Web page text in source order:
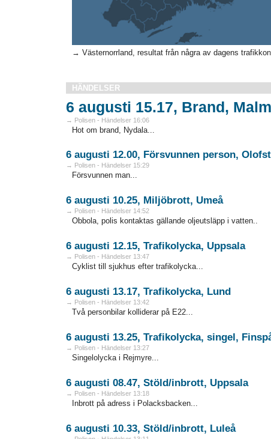
→ Västernorrland, resultat från några av dagens
HÄNDELSER
6 augusti 15.17, Brand,
→ Polisen - Händelser 16:06
Hot om brand, Nydala...
6 augusti 12.00, Försvunnen person,
→ Polisen - Händelser 15:29
Försvunnen man...
6 augusti 10.25, Miljöbrott, Umeå
→ Polisen - Händelser 14:52
Obbola, polis kontaktas gällande oljeutsläpp i vatten..
6 augusti 12.15, Trafikolycka, Uppsala
→ Polisen - Händelser 13:47
Cyklist till sjukhus efter trafikolycka...
6 augusti 13.17, Trafikolycka, Lund
→ Polisen - Händelser 13:42
Två personbilar kolliderar på E22...
6 augusti 13.25, Trafikolycka, singel,
→ Polisen - Händelser 13:27
Singelolycka i Rejmyre...
6 augusti 08.47, Stöld/inbrott, Uppsala
→ Polisen - Händelser 13:18
Inbrott på adress i Polacksbacken...
6 augusti 10.33, Stöld/inbrott, Luleå